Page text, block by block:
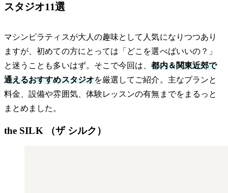
スタジオ11選
マシンピラティスが大人の趣味として人気になりつつあり
ますが、初めての方にとっては「どこを選べばいいの？」
と迷うことも多いはず。そこで今回は、都内＆関東近郊で
通えるおすすめスタジオを厳選してご紹介。主なプランと
料金、設備や雰囲気、体験レッスンの有無までをまるっと
まとめました。
the SILK （ザ シルク）